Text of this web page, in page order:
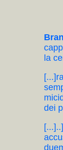
la
dei